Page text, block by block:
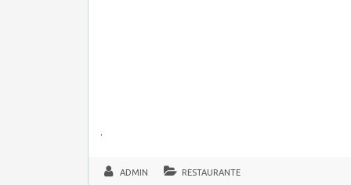
.
ADMIN RESTAURANTE